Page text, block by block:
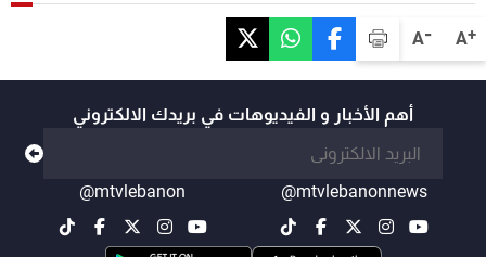
A+
A-
أهم الأخبار و الفيديوهات في بريدك الالكتروني
@mtvlebanonnews
@mtvlebanon